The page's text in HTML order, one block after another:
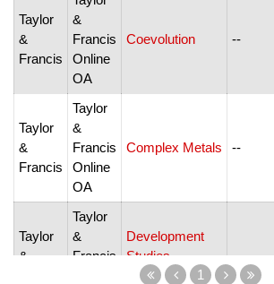
Taylor
&
Francis
&
Francis
Online
OA
Coevolution --
Taylor
&
Francis
Taylor
&
Francis
Online
OA
Complex Metals --
Taylor
&
Taylor
&
Francis
Development
Studies
Research
--
1